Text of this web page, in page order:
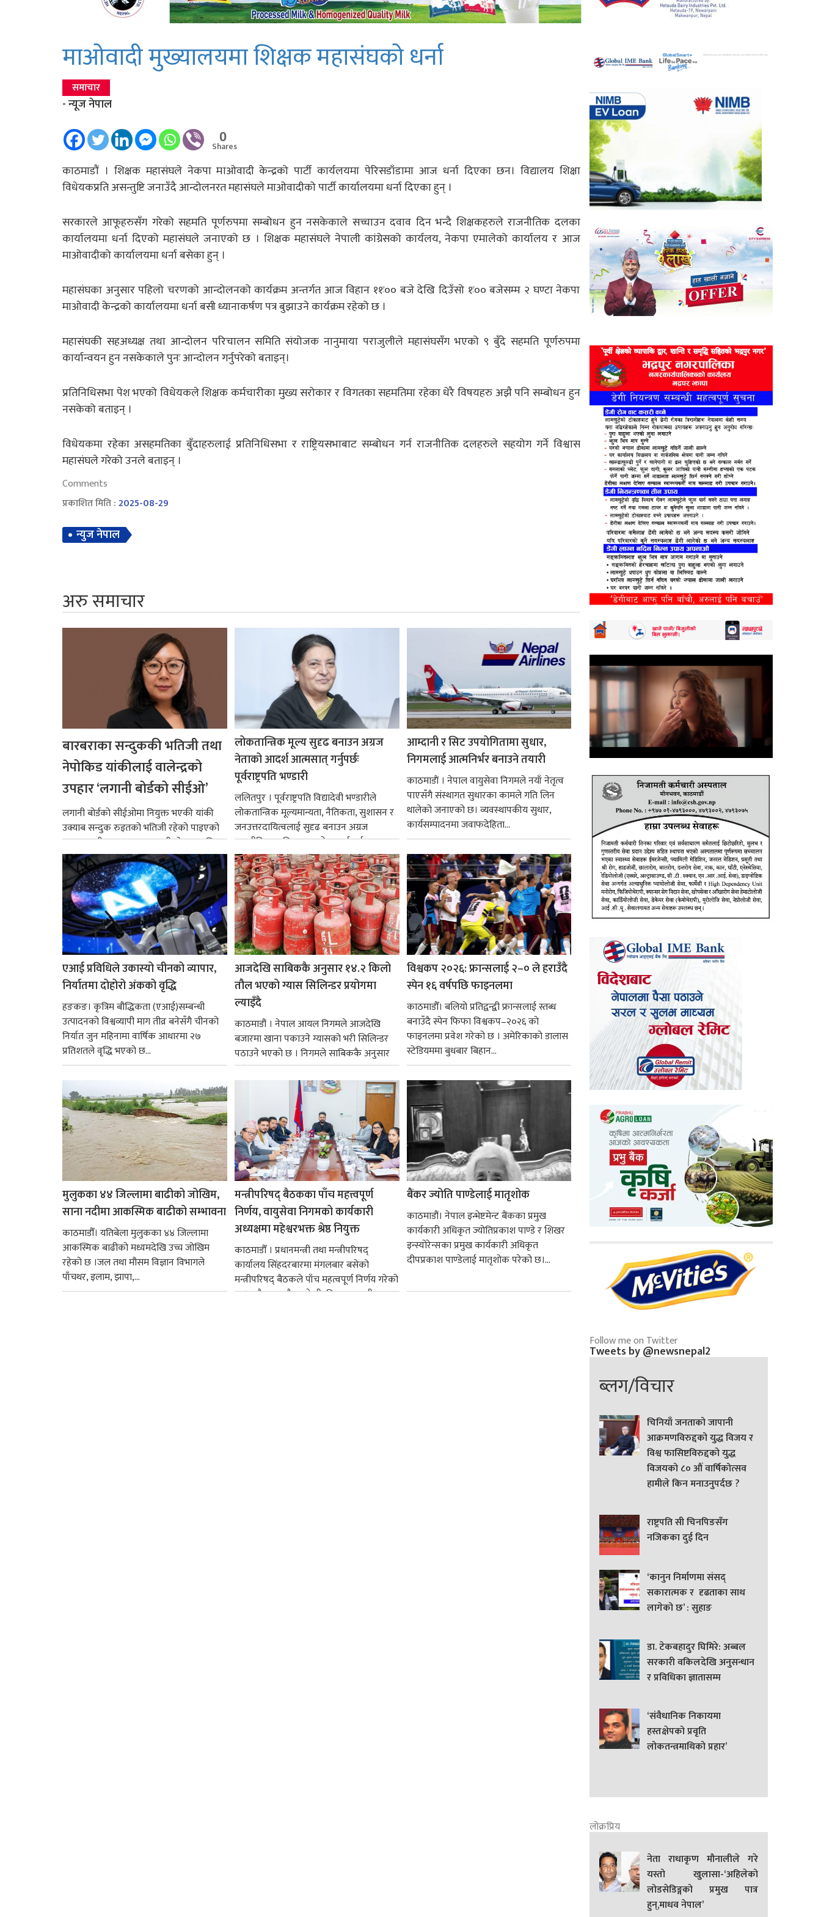
माओवादी मुख्यालयमा शिक्षक महासंघको धर्ना
समाचार
- न्यूज नेपाल
0
Shares
काठमाडौं । शिक्षक महासंघले नेकपा माओवादी केन्द्रको पार्टी कार्यलयमा पेरिसडाँडामा आज धर्ना दिएका छन। विद्यालय शिक्षा
विधेयकप्रति असन्तुष्टि जनाउँदै आन्दोलनरत महासंघले माओवादीको पार्टी कार्यालयमा धर्ना दिएका हुन् ।
सरकारले आफूहरुसँग गरेको सहमति पूर्णरुपमा सम्बोधन हुन नसकेकाले सच्चाउन दवाव दिन भन्दै शिक्षकहरुले राजनीतिक दलका
कार्यालयमा धर्ना दिएको महासंघले जनाएको छ । शिक्षक महासंघले नेपाली कांग्रेसको कार्यलय, नेकपा एमालेको कार्यालय र आज
माओवादीको कार्यालयमा धर्ना बसेका हुन् ।
महास‌ंघका अनुसार पहिलो चरणको आन्दोलनको कार्यक्रम अन्तर्गत आज विहान ११ः०० बजे देखि दिउँसो १ः०० बजेसम्म २ घण्टा नेकपा
माओवादी केन्द्रको कार्यालयमा धर्ना बसी ध्यानाकर्षण पत्र बुझाउने कार्यक्रम रहेको छ ।
महासंघकी सहअध्यक्ष तथा आन्दोलन परिचालन समिति संयोजक नानुमाया पराजुलीले महासंघसँग भएको ९ बुँदे सहमति पूर्णरुपमा
कार्यान्वयन हुन नसकेकाले पुनः आन्दोलन गर्नुपरेको बताइन्।
प्रतिनिधिसभा पेश भएको विधेयकले शिक्षक कर्मचारीका मुख्य सरोकार र विगतका सहमतिमा रहेका धेरै विषयहरु अझै पनि सम्बोधन हुन
नसकेको बताइन् ।
विधेयकमा रहेका असहमतिका बुँदाहरुलाई प्रतिनिधिसभा र राष्ट्रियसभाबाट सम्बोधन गर्न राजनीतिक दलहरुले सहयोग गर्ने विश्वास
महासंघले गरेको उनले बताइन् ।
Comments
प्रकाशित मिति :2025-08-29
न्युज नेपाल
अरु समाचार
बारबराका सन्दुककी भतिजी तथा
नेपोकिड यांकीलाई वालेन्द्रको
उपहार ‘लगानी बोर्डको सीईओ’
लगानी बोर्डको सीईओमा नियुक्त भएकी यांकी
उक्याब सन्दुक रुइतको भतिजी रहेको पाइएको
छ। तत्कालीन समयमा महाकालीको अञ्चलाधिश
नै बनेका जोन...
लोकतान्त्रिक मूल्य सुदृढ बनाउन अग्रज
नेताको आदर्श आत्मसात् गर्नुपर्छः
पूर्वराष्ट्रपति भण्डारी
ललितपुर । पूर्वराष्ट्रपति विद्यादेवी भण्डारीले
लोकतान्त्रिक मूल्यमान्यता, नैतिकता, सुशासन र
जनउत्तरदायित्वलाई सुदृढ बनाउन अग्रज
राजनीतिक व्यक्तित्वहरूको आदर्शलाई आत्मसात्
गर्न आवश्यक...
आम्दानी र सिट उपयोगितामा सुधार,
निगमलाई आत्मनिर्भर बनाउने तयारी
काठमाडाैं । नेपाल वायुसेवा निगमले नयाँ नेतृत्व
पाएसँगै संस्थागत सुधारका कामले गति लिन
थालेको जनाएको छ। व्यवस्थापकीय सुधार,
कार्यसम्पादनमा जवाफदेहिता...
एआई प्रविधिले उकास्यो चीनको व्यापार,
निर्यातमा दोहोरो अंकको वृद्धि
हङकङ। कृत्रिम बौद्धिकता (एआई)सम्बन्धी
उत्पादनको विश्वव्यापी माग तीव्र बनेसँगै चीनको
निर्यात जुन महिनामा वार्षिक आधारमा २७
प्रतिशतले वृद्धि भएको छ...
आजदेखि साबिककै अनुसार १४.२ किलो
तौल भएको ग्यास सिलिन्डर प्रयोगमा
ल्याइँदै
काठमाडौं । नेपाल आयल निगमले आजदेखि
बजारमा खाना पकाउने ग्यासको भरी सिलिन्डर
पठाउने भएको छ । निगमले साबिककै अनुसार
१४.२...
विश्वकप २०२६: फ्रान्सलाई २–० ले हराउँदै
स्पेन १६ वर्षपछि फाइनलमा
काठमाडौँ। बलियो प्रतिद्वन्द्वी फ्रान्सलाई स्तब्ध
बनाउँदै स्पेन फिफा विश्वकप–२०२६ को
फाइनलमा प्रवेश गरेको छ । अमेरिकाको डालास
स्टेडियममा बुधबार बिहान...
मुलुकका ४४ जिल्लामा बाढीको जोखिम,
साना नदीमा आकस्मिक बाढीको सम्भावना
काठमाडौँ। यतिबेला मुलुकका ४४ जिल्लामा
आकस्मिक बाढीको मध्यमदेखि उच्च जोखिम
रहेको छ ।जल तथा मौसम विज्ञान विभागले
पाँचथर, इलाम, झापा,...
मन्त्रीपरिषद् बैठकका पाँच महत्त्वपूर्ण
निर्णय, वायुसेवा निगमको कार्यकारी
अध्यक्षमा महेश्वरभक्त श्रेष्ठ नियुक्त
काठमाडौँ । प्रधानमन्त्री तथा मन्त्रीपरिषद्
कार्यालय सिंहदरबारमा मंगलबार बसेको
मन्त्रीपरिषद् बैठकले पाँच महत्वपूर्ण निर्णय गरेको
छ । यसैक्रममा बैडकले बीउबिजनसम्बन्धी...
बैंकर ज्योति पाण्डेलाई मातृशोक
काठमाडौं। नेपाल इन्भेष्टमेन्ट बैंकका प्रमुख
कार्यकारी अधिकृत ज्योतिप्रकाश पाण्डे र शिखर
इन्स्योरेन्सका प्रमुख कार्यकारी अधिकृत
दीपप्रकाश पाण्डेलाई मातृशोक परेको छ।...
Follow me on Twitter
Tweets by @newsnepal2
ब्लग/विचार
चिनियाँ जनताको जापानी
आक्रमणविरुद्दको युद्ध विजय र
विश्व फासिष्टविरुद्दको युद्ध
विजयको ८० औं वार्षिकोत्सव
हामीले किन मनाउनुपर्दछ ?
राष्ट्रपति सी चिनपिङसँग
नजिकका दुई दिन
‘कानुन निर्माणमा संसद्
सकारात्मक र दृढताका साथ
लागेको छ’ : सुहाङ
डा. टेकबहादुर घिमिरे: अब्बल
सरकारी वकिलदेखि अनुसन्धान
र प्रविधिका ज्ञातासम्म
‘संवैधानिक निकायमा
हस्तक्षेपको प्रवृति
लोकतन्त्रमाथिको प्रहार’
लोक्रप्रिय
नेता राधाकृण मौनालीले गरे
यस्तो खुलासा-‘अहिलेको
लोडसेडिङ्गको प्रमुख पात्र
हुन्,माधव नेपाल’